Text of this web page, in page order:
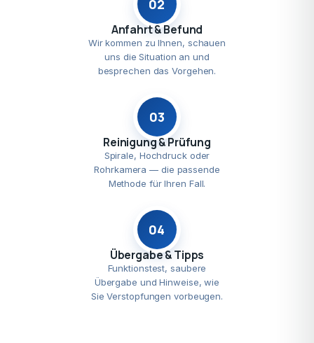
02
Anfahrt & Befund
Wir kommen zu Ihnen, schauen
uns die Situation an und
besprechen das Vorgehen.
03
Reinigung & Prüfung
Spirale, Hochdruck oder
Rohrkamera — die passende
Methode für Ihren Fall.
04
Übergabe & Tipps
Funktionstest, saubere
Übergabe und Hinweise, wie
Sie Verstopfungen vorbeugen.